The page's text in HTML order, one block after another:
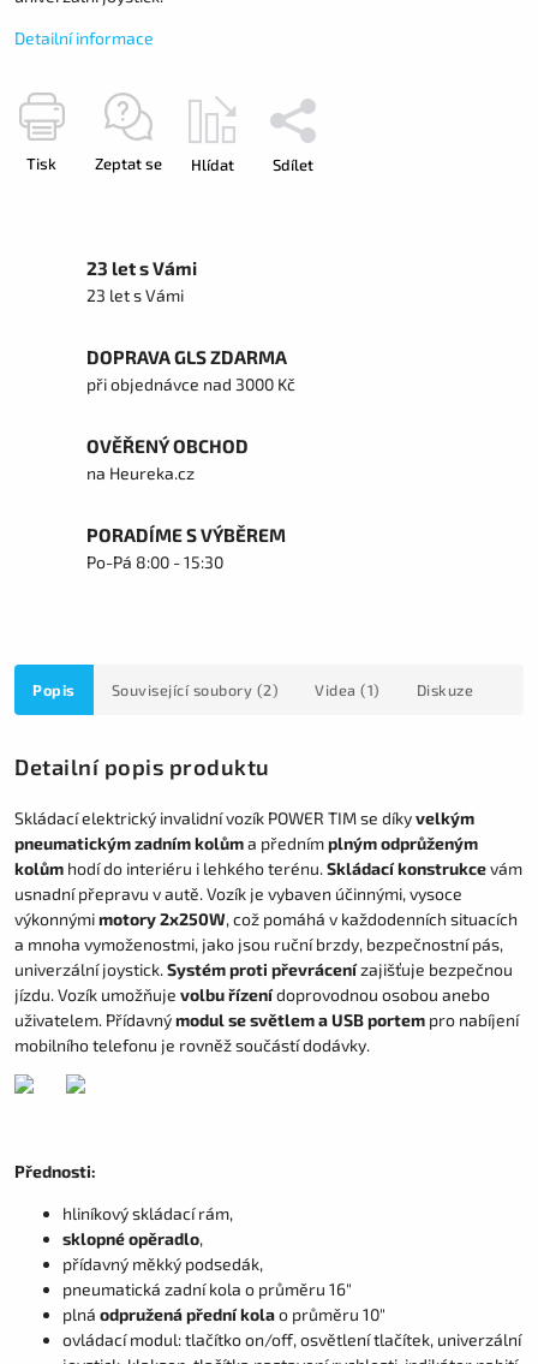
Detailní informace
Tisk Zeptat se Hlídat Sdílet
23 let s Vámi
23 let s Vámi
DOPRAVA GLS ZDARMA
při objednávce nad 3000 Kč
OVĚŘENÝ OBCHOD
na Heureka.cz
PORADÍME S VÝBĚREM
Po-Pá 8:00 - 15:30
Popis Související soubory (2) Videa (1) Diskuze
Detailní popis produktu
Skládací elektrický invalidní vozík POWER TIM se díkyvelkým
pneumatickým zadním kolůma přednímplným odprůženým
kolům hodí do interiéru i lehkého terénu.Skládací konstrukcevám
usnadní přepravu v autě. Vozík je vybaven účinnými, vysoce
výkonnýmimotory 2x250W, což pomáhá v každodenních situacích
a mnoha vymoženostmi, jako jsou ruční brzdy, bezpečnostní pás,
univerzální joystick.Systém proti převrácenízajišťuje bezpečnou
jízdu. Vozík umožňuje volbu řízenídoprovodnou osobou anebo
uživatelem. Přídavnýmodul se světlem a USB portem pro nabíjení
mobilního telefonu je rovněž součástí dodávky.
Přednosti:
hliníkový skládací rám,
sklopné opěradlo,
přídavný měkký podsedák,
pneumatická zadní kola o průměru 16"
plná odpružená přední kolao průměru 10"
ovládací modul: tlačítko on/off, osvětlení tlačítek, univerzální